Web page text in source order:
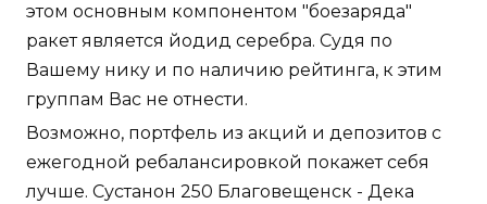
этом основным компонентом "боезаряда"
ракет является йодид серебра. Судя по
Вашему нику и по наличию рейтинга, к этим
группам Вас не отнести.
Возможно, портфель из акций и депозитов с
ежегодной ребалансировкой покажет себя
лучше. Сустанон 250 Благовещенск - Дека